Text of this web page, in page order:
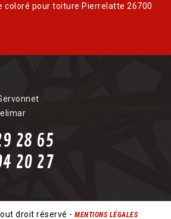
coloré pour toiture Pierrelatte 26700
28 65
20 27
droit réservé - MENTIONS LÉGALES